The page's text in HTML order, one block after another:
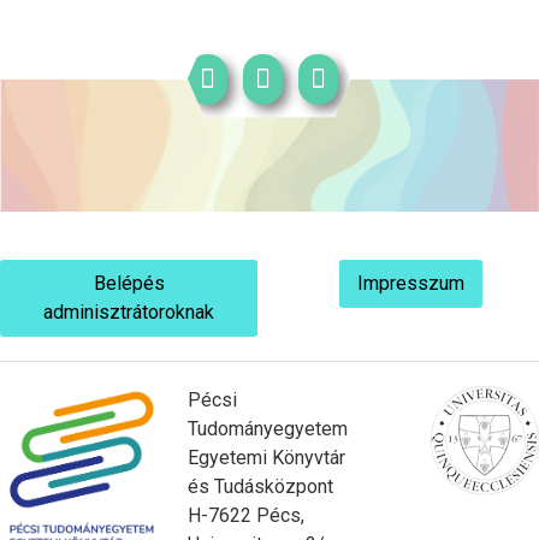
Belépés
adminisztrátoroknak
Impresszum
Pécsi
Tudományegyetem
Egyetemi Könyvtár
és Tudásközpont
H-7622 Pécs,